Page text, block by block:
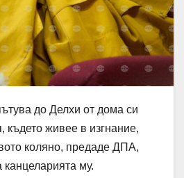
до Делхи от дома си
живее в изгнание,
коляно, предаде ДПА,
канцеларията му.